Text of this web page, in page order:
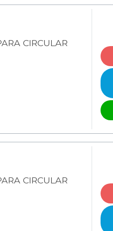
CIRCULAR
CIRCULAR